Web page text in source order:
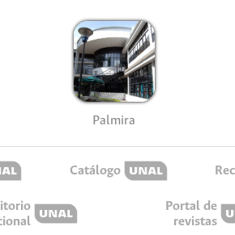
Palmira
Catálogo
Portal de
revistas